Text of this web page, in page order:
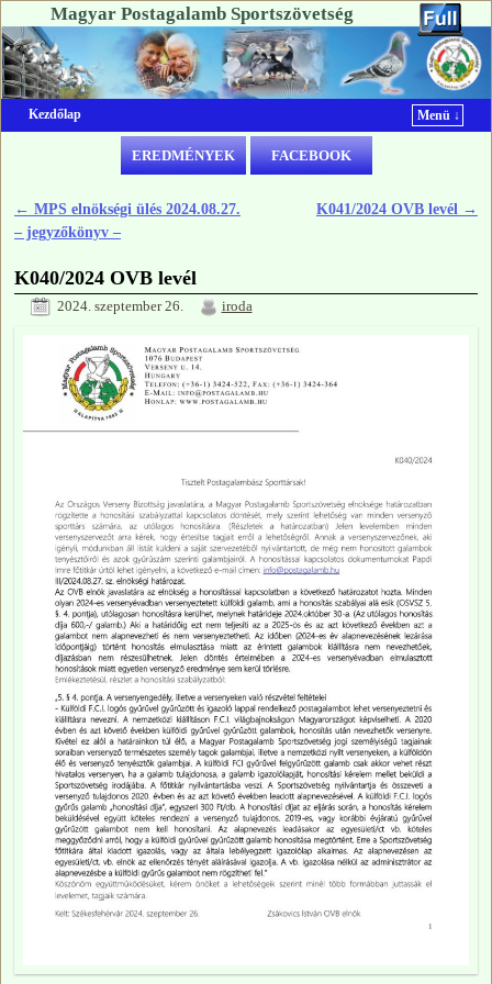
Magyar Postagalamb Sportszövetség
Kezdőlap Menü ↓
Ugrás a főtartalomra
Ugrás a másodlagos tartalomra
EREDMÉNYEK FACEBOOK
Bejegyzés navigáció
← MPS elnökségi ülés 2024.08.27.
– jegyzőkönyv –
K041/2024 OVB levél →
K040/2024 OVB levél
2024. szeptember 26. iroda